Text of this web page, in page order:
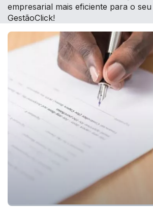
empresarial mais eficiente para o
GestãoClick!